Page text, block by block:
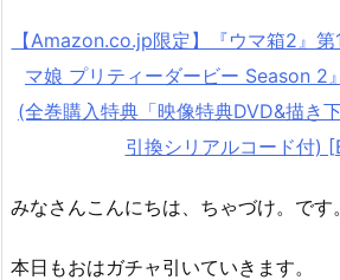
【Amazon.co.jp限定】『ウマ箱2』
マ娘 プリティーダービー Season 2
(全巻購入特典「映像特典DVD&描き
引換シリアルコード付)
みなさんこんにちは、ちゃづけ。です。
本日もおはガチャ引いていきます。